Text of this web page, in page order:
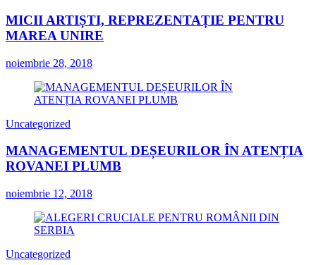
MICII ARTIȘTI, REPREZENTAȚIE PENTRU
MAREA UNIRE
noiembrie 28, 2018
Uncategorized
MANAGEMENTUL DEȘEURILOR ÎN ATENȚIA
ROVANEI PLUMB
noiembrie 12, 2018
Uncategorized